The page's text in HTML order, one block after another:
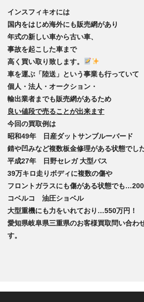
インスフィキオには
国内をはじめ海外にも販売網があり
年式の新しい車から古い車、
事故を起こした車まで
高く買い取り致します。
車を運ぶ 「陸送」 という事業も行っていて
個人・法人・オークション・
輸出業者までも販売網があるため
良い値段で売ることが出来ます
今回の買取例は
昭和49年 日産ダットサンブルーバード
錆や凹みなど複数板金修理がある状態でし
平成27年 日野セレガ 大型バス
39万キロ走りボディに複数の傷や
フロントガラスにも傷がある状態でも…
コベルコ 油圧ショベル
大型重機にも力をいれており…550万円！
愛知県岐阜県三重県のお客様買取問い合わ
す。